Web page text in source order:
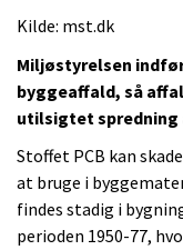
Kilde: mst.dk
Miljøstyrelsen
byggeaffald, så
utilsigtet
Stoffet PCB kan
at bruge i
findes stadig i
perioden 1950-77,